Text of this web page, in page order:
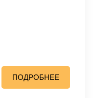
ПОДРОБНЕЕ